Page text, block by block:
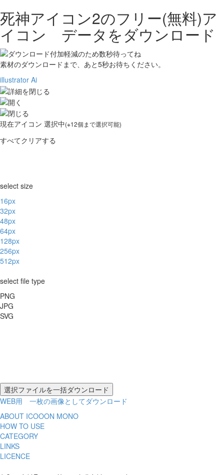
死神アイコン2のフリー(無料)ア
イコン データをダウンロード
素材のダウンロードまで、あと5秒お待ちください。
illustrator Ai
現在アイコン 選択中(※12個まで選択可能)
すべてクリアする
select size
16px
32px
48px
64px
128px
256px
512px
select file type
PNG
JPG
SVG
WEB用 一枚の画像としてダウンロード
ABOUT ICOOON MONO
HOW TO USE
CATEGORY
LINKS
LICENCE